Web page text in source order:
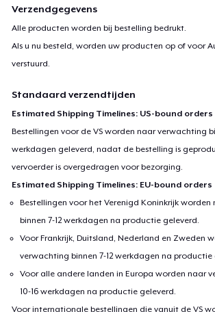
Verzendgegevens
Alle producten worden bij bestelling bedrukt.
Als u nu besteld, worden uw producten op of voor
verstuurd.
Standaard verzendtijden
Estimated Shipping Timelines: US-bound orders
Bestellingen voor de VS worden naar verwachting
werkdagen geleverd, nadat de bestelling is
vervoerder is overgedragen voor bezorging.
Estimated Shipping Timelines: EU-bound orders
Bestellingen voor het Verenigd Koninkrijk
binnen 7-12 werkdagen na productie geleverd.
Voor Frankrijk, Duitsland, Nederland en Zweden
verwachting binnen 7-12 werkdagen na productie
Voor alle andere landen in Europa worden naar
10-16 werkdagen na productie geleverd.
Voor internationale bestellingen die vanuit de VS
Women's Premium V-Neck Tee
US$ 23,99
Women's Comfort Tee
US$ 22,99
Classic Tank Top
US$ 21,99
Women's Flowy Tank Top